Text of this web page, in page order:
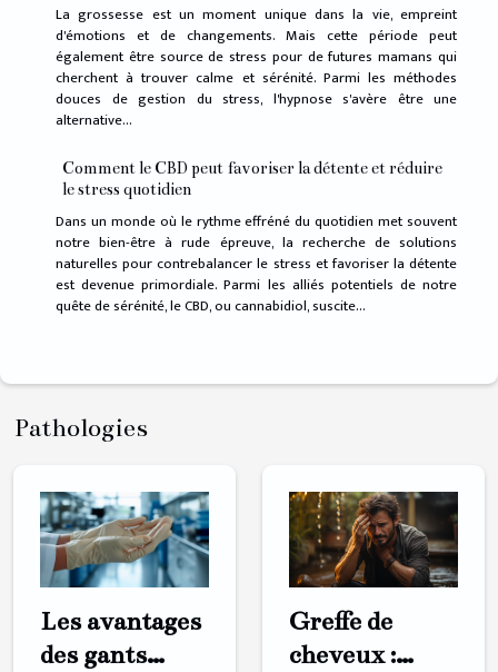
La grossesse est un moment unique dans la vie, empreint
d'émotions et de changements. Mais cette période peut
également être source de stress pour de futures mamans qui
cherchent à trouver calme et sérénité. Parmi les méthodes
douces de gestion du stress, l'hypnose s'avère être une
alternative...
Comment le CBD peut favoriser la détente et réduire
le stress quotidien
Dans un monde où le rythme effréné du quotidien met souvent
notre bien-être à rude épreuve, la recherche de solutions
naturelles pour contrebalancer le stress et favoriser la détente
est devenue primordiale. Parmi les alliés potentiels de notre
quête de sérénité, le CBD, ou cannabidiol, suscite...
Pathologies
Les avantages
des gants
Greffe de
cheveux :